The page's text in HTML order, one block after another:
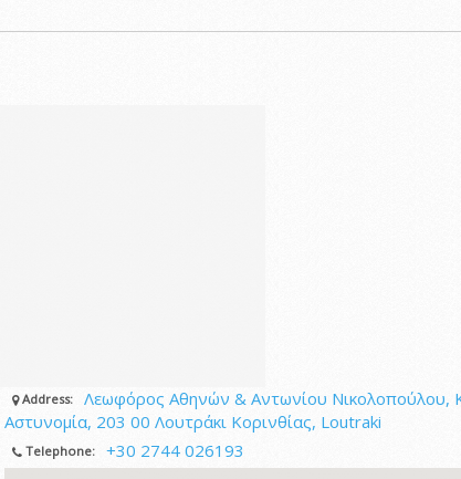
Address:
Λεωφόρος Αθηνών & Αντωνίου Νικολοπούλου,
Αστυνομία, 203 00 Λουτράκι Κορινθίας, Loutraki
Telephone: +30 2744 026193